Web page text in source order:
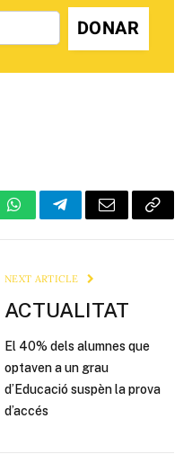
DONAR
WhatsAppTelegramEmail Copy
NEXT ARTICLE
ACTUALITAT
El 40% dels alumnes que
optaven a un grau
d’Educació suspèn la prova
d’accés